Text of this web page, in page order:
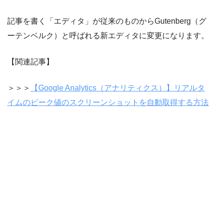
記事を書く「エディタ」が従来のものからGutenberg（グ
ーテンベルク）と呼ばれる新エディタに変更になります。
【関連記事】
＞＞＞
【Google Analytics（アナリティクス）】リアルタ
イムのピーク値のスクリーンショットを自動取得する方法